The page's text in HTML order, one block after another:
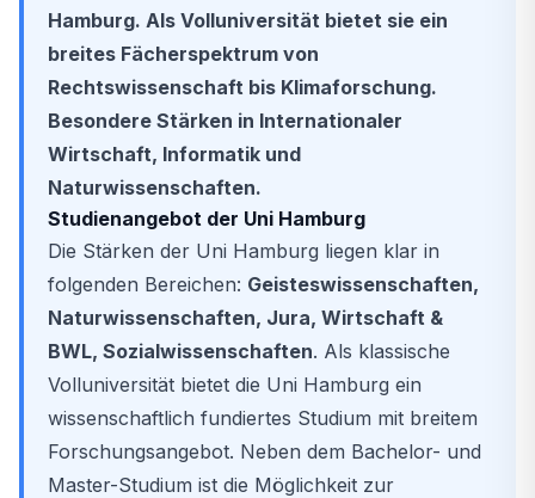
Hamburg. Als Volluniversität bietet sie ein
breites Fächerspektrum von
Rechtswissenschaft bis Klimaforschung.
Besondere Stärken in Internationaler
Wirtschaft, Informatik und
Naturwissenschaften.
Studienangebot der Uni Hamburg
Die Stärken der Uni Hamburg liegen klar in
folgenden Bereichen: Geisteswissenschaften,
Naturwissenschaften, Jura, Wirtschaft &
BWL, Sozialwissenschaften. Als klassische
Volluniversität bietet die Uni Hamburg ein
wissenschaftlich fundiertes Studium mit breitem
Forschungsangebot. Neben dem Bachelor- und
Master-Studium ist die Möglichkeit zur